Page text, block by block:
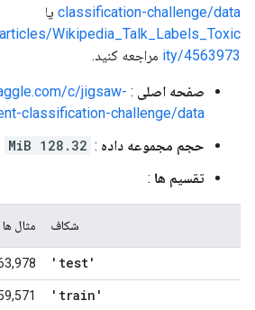
classification-challenge/data یا
Wikipedia_Talk_Labels_Toxic
ity/4563973 مراجعه کنید.
صفحه اصلی :
c/jigsaw-
classification-challenge/data
حجم مجموعه داده :
128.32 MiB
تقسیم ها :
شکاف مثال ها
'test'
'train'